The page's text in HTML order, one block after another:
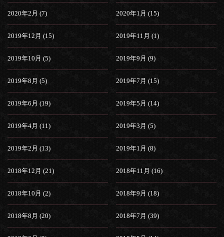
2020年2月 (7) 2020年1月 (15)
2019年12月 (15) 2019年11月 (1)
2019年10月 (5) 2019年9月 (9)
2019年8月 (5) 2019年7月 (15)
2019年6月 (19) 2019年5月 (14)
2019年4月 (11) 2019年3月 (5)
2019年2月 (13) 2019年1月 (8)
2018年12月 (21) 2018年11月 (16)
2018年10月 (2) 2018年9月 (18)
2018年8月 (20) 2018年7月 (39)